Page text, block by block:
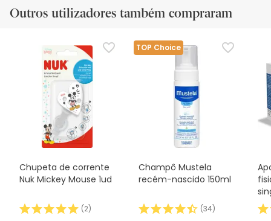
Outros utilizadores também compraram
Chupeta de corrente
Nuk Mickey Mouse 1ud
(2)
TOP Choice
Champô Mustela
recém-nascido 150ml
(34)